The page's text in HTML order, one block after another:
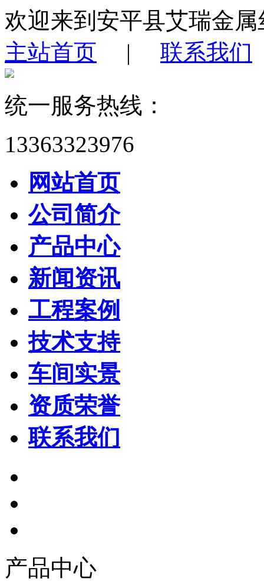
欢迎来到安平县艾瑞金
主站首页 | 联系我们
统一服务热线：
13363323976
网站首页
公司简介
产品中心
新闻资讯
工程案例
技术支持
车间实景
资质荣誉
联系我们
产品中心